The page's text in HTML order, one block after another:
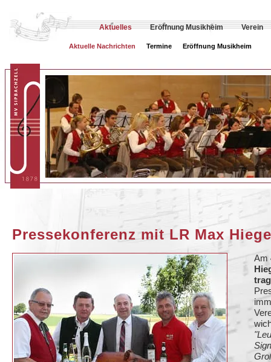
Aktuelles Eröffnung Musikheim Verein
Aktuelle Nachrichten Termine Eröffnung Musikheim
Pressekonferenz mit LR Max
Am